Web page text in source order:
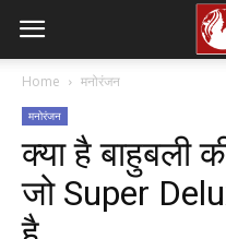
Home मनोरंजन
मनोरंजन
क्या है बाहुबली
जो Super